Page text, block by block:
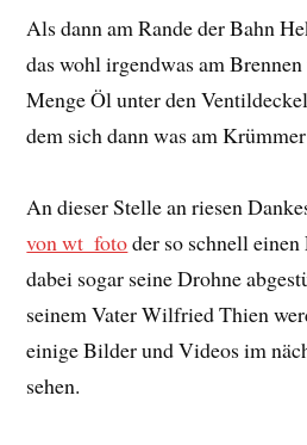
Als dann am Rande der Bahn
das wohl irgendwas am
Menge Öl unter den
dem sich dann was am
An dieser Stelle an riesen
von wt_fotoder so schnell
dabei sogar seine Drohne
seinem Vater Wilfried Thien
einige Bilder und Videos im
sehen.